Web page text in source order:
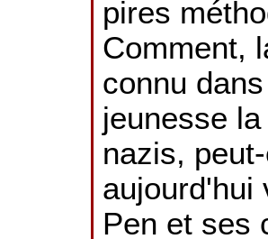
pires
Comment,
connu
jeunesse
nazis,
aujourd'hui
Pen et ses